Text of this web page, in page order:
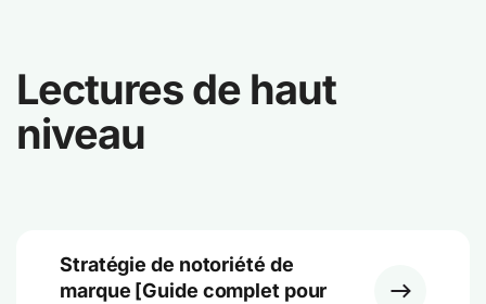
Lectures de haut
niveau
Stratégie de notoriété de
marque [Guide complet pour